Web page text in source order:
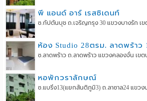
พี แอนด์ อาร์ เรสซิเดนท์
ซ.กัปตันบุช ถ.เจริญกรุง 30 แขวงบางรัก เ
ซ.ลาดพร้าว ถ.ลาดพร้าว แขวงคลองจั่น เขต
หอพักวราลักษณ์
ซ.แบริ่ง13(แยกสันติภูมิ3) ถ.ลาซาล24 แขวง